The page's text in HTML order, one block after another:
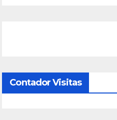
Contador Visitas